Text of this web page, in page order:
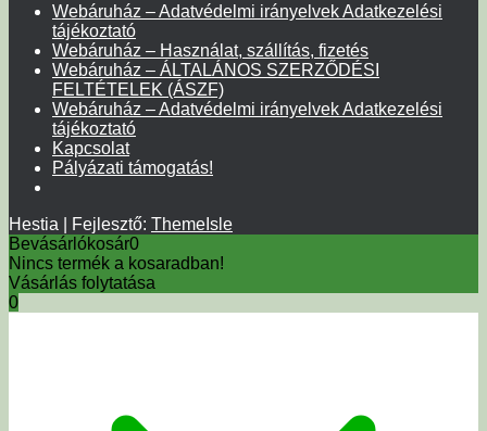
Webáruház – Adatvédelmi irányelvek Adatkezelési
tájékoztató
Webáruház – Használat, szállítás, fizetés
Webáruház – ÁLTALÁNOS SZERZŐDÉSI
FELTÉTELEK (ÁSZF)
Webáruház – Adatvédelmi irányelvek Adatkezelési
tájékoztató
Kapcsolat
Pályázati támogatás!
Hestia | Fejlesztő: ThemeIsle
Bevásárlókosár0
Nincs termék a kosaradban!
Vásárlás folytatása
0